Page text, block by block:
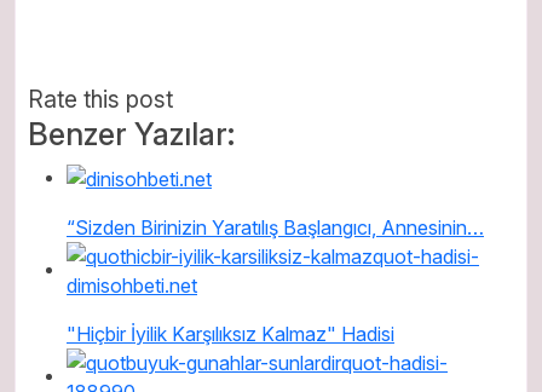
Rate this post
Benzer Yazılar:
“Sizden Birinizin Yaratılış Başlangıcı, Annesinin…
"Hiçbir İyilik Karşılıksız Kalmaz" Hadisi